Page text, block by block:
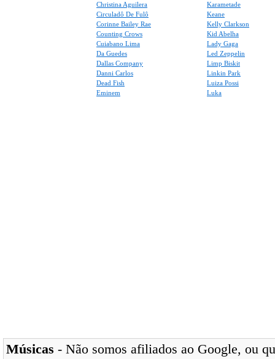
Christina Aguilera
Circuladô De Fulô
Corinne Bailey Rae
Counting Crows
Cuiabano Lima
Da Guedes
Dallas Company
Danni Carlos
Dead Fish
Eminem
Karametade
Keane
Kelly Clarkson
Kid Abelha
Lady Gaga
Led Zeppelin
Limp Biskit
Linkin Park
Luiza Possi
Luka
Músicas - Não somos afiliados ao Google, ou